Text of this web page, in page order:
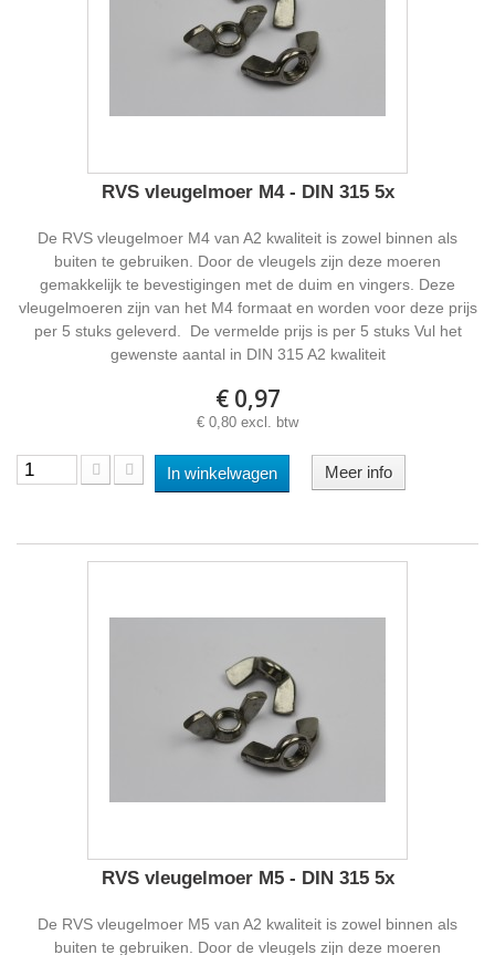
RVS vleugelmoer M4 - DIN 315 5x
De RVS vleugelmoer M4 van A2 kwaliteit is zowel binnen als
buiten te gebruiken. Door de vleugels zijn deze moeren
gemakkelijk te bevestigingen met de duim en vingers. Deze
vleugelmoeren zijn van het M4 formaat en worden voor deze prijs
per 5 stuks geleverd. De vermelde prijs is per 5 stuks Vul het
gewenste aantal in DIN 315 A2 kwaliteit
€ 0,97
€ 0,80 excl. btw
In winkelwagen Meer info
RVS vleugelmoer M5 - DIN 315 5x
De RVS vleugelmoer M5 van A2 kwaliteit is zowel binnen als
buiten te gebruiken. Door de vleugels zijn deze moeren